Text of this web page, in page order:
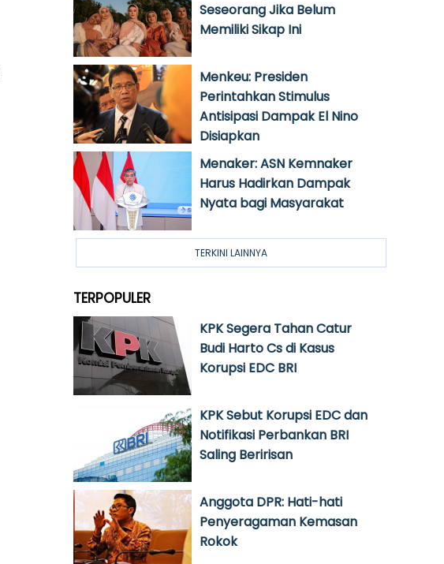
Seseorang Jika Belum
Memiliki Sikap Ini
Menkeu: Presiden
Perintahkan Stimulus
Antisipasi Dampak El Nino
Disiapkan
Menaker: ASN Kemnaker
Harus Hadirkan Dampak
Nyata bagi Masyarakat
TERKINI LAINNYA
TERPOPULER
KPK Segera Tahan Catur
Budi Harto Cs di Kasus
Korupsi EDC BRI
KPK Sebut Korupsi EDC dan
Notifikasi Perbankan BRI
Saling Beririsan
Anggota DPR: Hati-hati
Penyeragaman Kemasan
Rokok